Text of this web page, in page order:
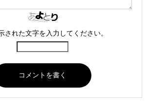
された文字を入力してください。